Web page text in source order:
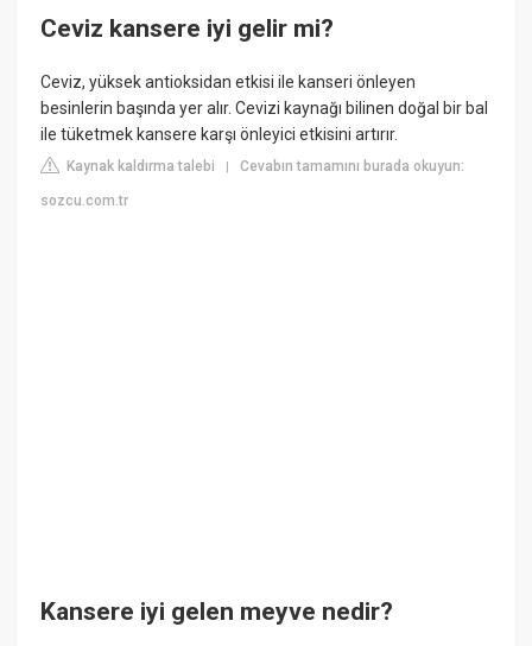
Ceviz kansere iyi gelir mi?
Ceviz, yüksek antioksidan etkisi ile kanseri önleyen
besinlerin başında yer alır. Cevizi kaynağı bilinen doğal bir bal
ile tüketmek kansere karşı önleyici etkisini artırır.
Kaynak kaldırma talebi |Cevabın tamamını burada okuyun:
sozcu.com.tr
Kansere iyi gelen meyve nedir?